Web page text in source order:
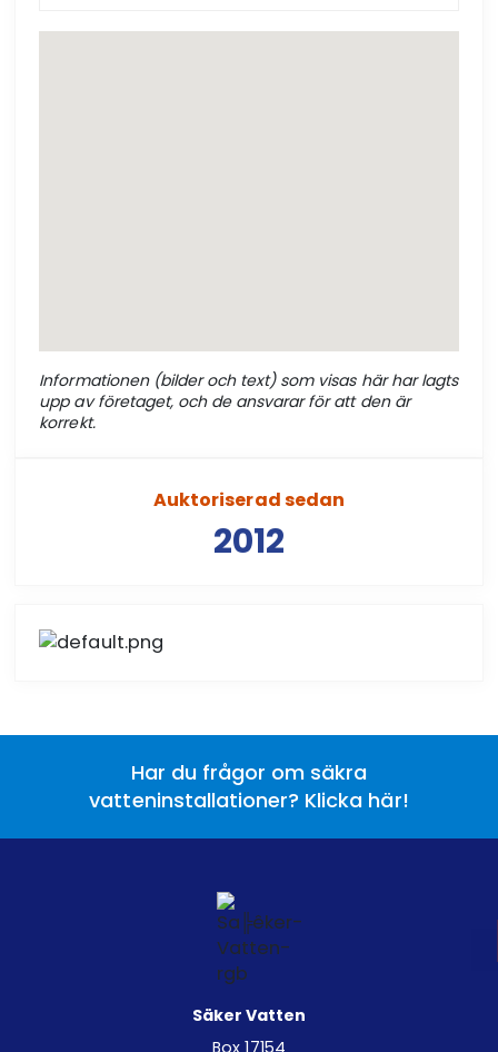
Informationen (bilder och text) som visas här har lagts
upp av företaget, och de ansvarar för att den är
korrekt.
Auktoriserad sedan
2012
Har du frågor om säkra
vatteninstallationer? Klicka här!
Säker Vatten
Box 17154